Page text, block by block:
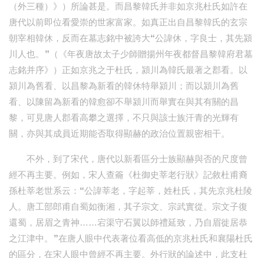
（外三種）》）所論甚是。而昌黎韓氏并非如京兆杜氏如許在
唐代以前即位看愛崇的世家富家。如真正出自昌黎韓氏的玄宗
朝宰相韓休，反而在墓志銘中被誇大“公諱休，字良士，其先潁
川人也。”（《年夜唐故太子少師贈揚州年夜都督昌黎韓府君墓
志銘并序》）正如京兆之于杜氏，潁川為韓氏最著之郡看。以
潁川為舊看、以昌黎為新看的韓休特舉潁川；而以潁川為舊
看、以陳留為新看的韓愈卻不舉潁川而舉實在與其有關的昌
黎，可見唐人郡看高攀之選擇，不只與該士族汗青的光輝有
關，亦與其成員近期能否取得顯赫的政治位置親密相干。
不外，到了宋代，唐代以新看區分士族顯赫與否的尺度曾
經不再主要。例如，宋人查籥《杜御史莘老行狀》記敘杜甫裔
孫杜莘老世系云：“公諱莘老，字起莘，姓杜氏，其先京兆杜陵
人。唐工部郎甫自蜀如衡湘，其子宗文、宗武實從。宗文子復
還蜀，居眉之青神……宕渠守石翼以師禮延致，乃自眉徙居恭
之江津中。”在唐人眼中代表著位看高低的京兆杜氏和襄陽杜氏
的區分，在宋人眼中曾經不再主要。外行狀的論述中，此支杜